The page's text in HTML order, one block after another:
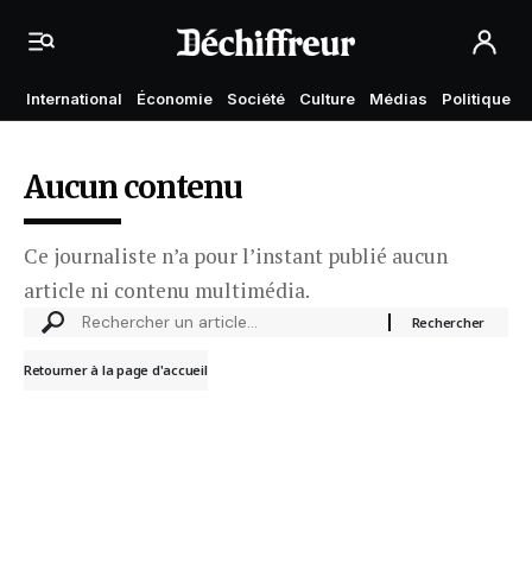
International Économie Société Culture Médias Politique
Aucun contenu
Ce journaliste n’a pour l’instant publié aucun
article ni contenu multimédia.
Retourner à la page d'accueil